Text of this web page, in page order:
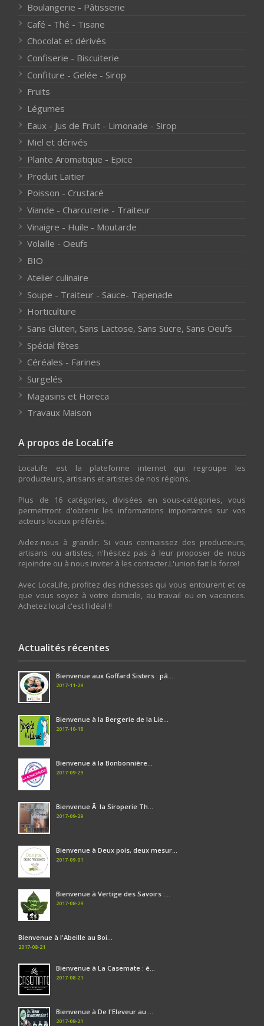
Boulangerie - Pâtisserie
Café - Thé - Tisane
Chocolat et dérivés
Confiserie - Biscuiterie
Confiture - Gelée - Sirop
Fruits
Légumes
Eaux - Jus de Fruit - Limonade - Sirop
Miel et dérivés
Plante Aromatique - Epice
Produit Laitier
Poisson - Crustacé
Viande - Charcuterie - Traiteur
Vinaigre - Huile - Moutarde
Volaille - Oeufs
BIO
Atelier culinaire
Soupe - Traiteur - Sauce- Tapenade
Horticulture
Sans Gluten, Sans Lactose, Sans Sucre, Sans Oeufs
Spécial fêtes
Céréales - Farines
Surgelés
Magasins et Horeca
Travaux Maison
A propos de LocaLife
LocaLife est la plateforme internet qui regroupe les
producteurs, artisans et artistes de nos régions.
Plus de 16 catégories, divisées en sous-catégories, vous
permettront d'obtenir les informations importantes sur vos
acteurs locaux préférés.
Aidez-nous à grandir. Si vous connaissez des producteurs,
artisans ou artistes, n'hésitez pas à leur proposer de nous
rejoindre ou à nous inviter à les contacter.L'union fait la force!
Avec LocaLife, profitez des richesses qui vous entourent et ce
que vous soyez à votre domicile, au travail ou en vacances.
Achetez local c'est l'idéal !!
Actualités récentes
Bienvenue aux Goffard Sisters : pâ...
2017-11-29
Bienvenue à la Bergerie de la Lie...
2017-10-18
Bienvenue à la Bonbonnière...
2017-09-29
Bienvenue Ã la Siroperie Th...
2017-09-29
Bienvenue à Deux pois, deux mesur...
2017-09-01
Bienvenue à Vertige des Savoirs :...
2017-08-29
Bienvenue à l'Abeille au Boi...
2017-08-21
Bienvenue à La Casemate : é...
2017-08-21
Bienvenue à De l'Eleveur au ...
2017-08-21